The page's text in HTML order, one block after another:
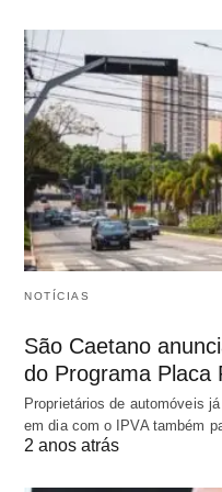
NOTÍCIAS
São Caetano
do Programa Placa
Proprietários de automóveis
em dia com o IPVA também
2 anos atrás